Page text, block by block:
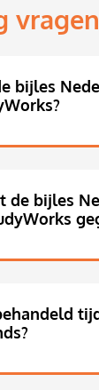
bijles
de bijles